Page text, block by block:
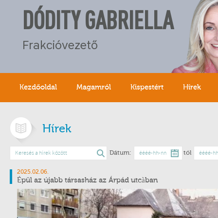
DÓDITY GABRIELLA
Frakcióvezető
Kezdőoldal Magamról Kispestért Hírek
Hírek
Dátum: tól
2025.02.06.
Épül az újabb társasház az Árpád utcàban